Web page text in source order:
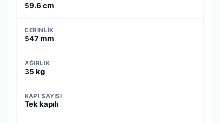
59.6 cm
DERINLIK
547 mm
AĞIRLIK
35 kg
KAPI SAYISI
Tek kapılı